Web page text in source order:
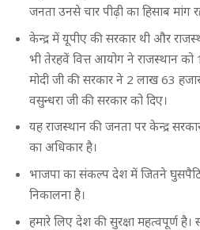
जनता उनसे चार पीढ़ी का हिसाब मांग
केन्द्र में यूपीए की सरकार थी और
भी तेरहवें वित्त आयोग ने राजस्थान
मोदी जी की सरकार ने 2 लाख 63
वसुन्धरा जी की सरकार को दिए।
यह राजस्थान की जनता पर केन्द्र
का अधिकार है।
भाजपा का संकल्प देश में जितने
निकालना है।
हमारे लिए देश की सुरक्षा महत्वपूर्ण